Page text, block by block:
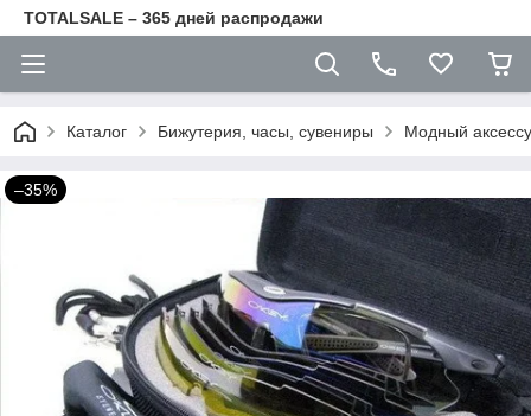
TOTALSALE – 365 дней распродажи
Каталог Бижутерия, часы, сувениры Модный
–35%